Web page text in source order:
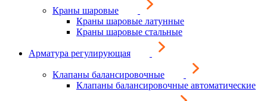
Краны шаровые
Краны шаровые латунные
Краны шаровые стальные
Арматура регулирующая
Клапаны балансировочные
Клапаны балансировочные автоматические